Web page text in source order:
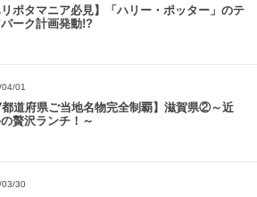
リポタマニア必見】「ハリー・ポッター」のテ
ーク計画発動!?
01
都道府県ご当地名物完全制覇】滋賀県②～近
贅沢ランチ！～
03/30